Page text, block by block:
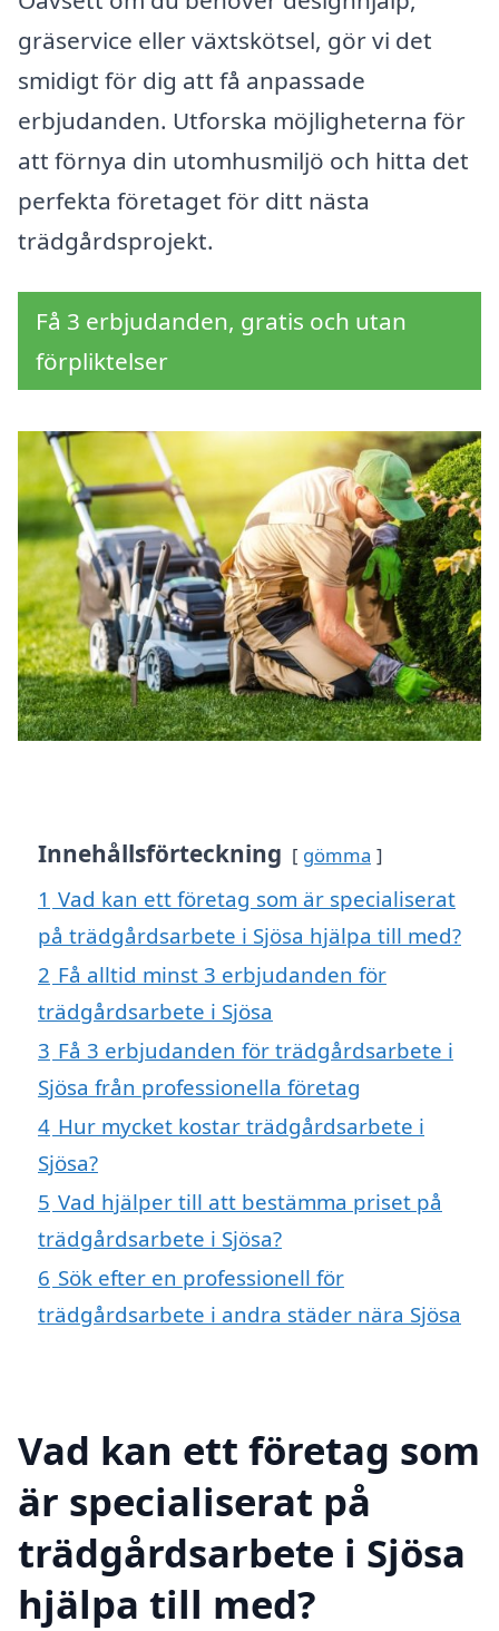
gräservice eller växtskötsel, gör vi det
smidigt för dig att få anpassade
erbjudanden. Utforska möjligheterna för
att förnya din utomhusmiljö och hitta det
perfekta företaget för ditt nästa
trädgårdsprojekt.
Få 3 erbjudanden, gratis och utan
förpliktelser
Innehållsförteckning gömma
1 Vad kan ett företag som är specialiserat
på trädgårdsarbete i Sjösa hjälpa till med?
2 Få alltid minst 3 erbjudanden för
trädgårdsarbete i Sjösa
3 Få 3 erbjudanden för trädgårdsarbete i
Sjösa från professionella företag
4 Hur mycket kostar trädgårdsarbete i
Sjösa?
5 Vad hjälper till att bestämma priset på
trädgårdsarbete i Sjösa?
6 Sök efter en professionell för
trädgårdsarbete i andra städer nära Sjösa
Vad kan ett företag som
är specialiserat på
trädgårdsarbete i Sjösa
hjälpa till med?